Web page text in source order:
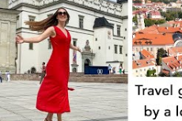
Les visites
vibrer Vilnius